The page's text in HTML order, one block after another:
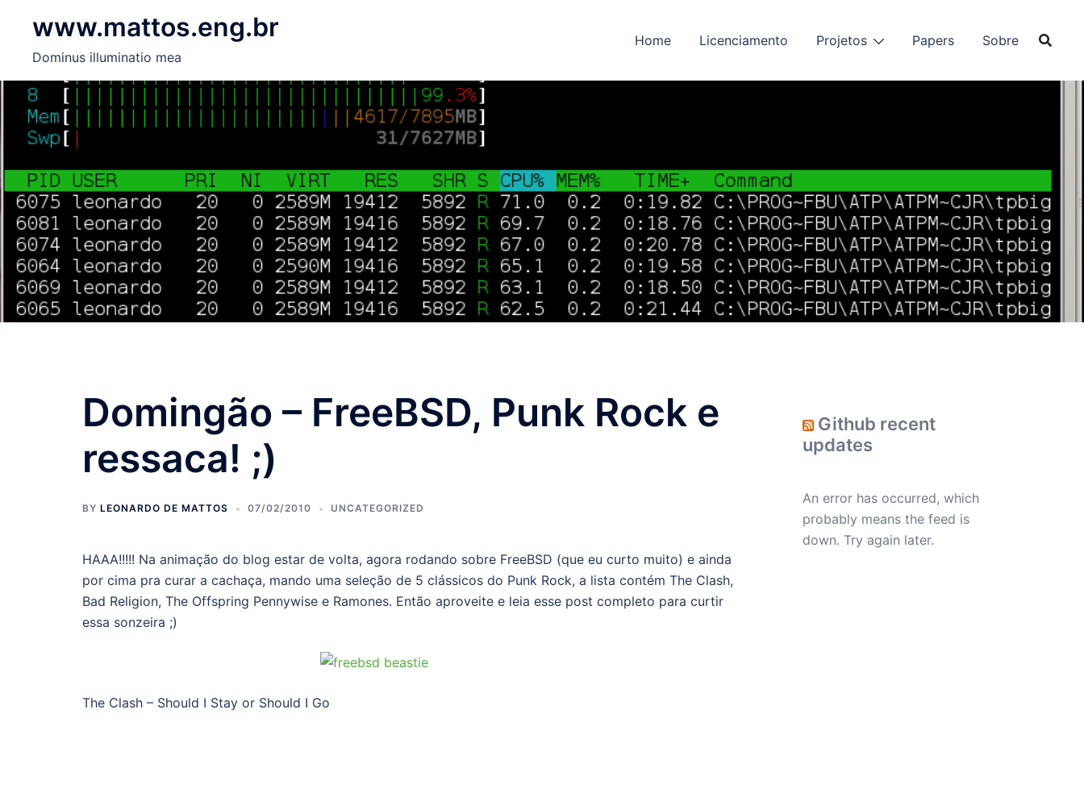
content
www.mattos.eng.br
Dominus illuminatio mea
Home Licenciamento Projetos Papers Sobre
Domingão – FreeBSD, Punk Rock e
ressaca! ;)
BY LEONARDO DE MATTOS 07/02/2010 UNCATEGORIZED
HAAA!!!!! Na animação do blog estar de volta, agora rodando sobre FreeBSD (que eu curto muito) e ainda
por cima pra curar a cachaça, mando uma seleção de 5 clássicos do Punk Rock, a lista contém The Clash,
Bad Religion, The Offspring Pennywise e Ramones. Então aproveite e leia esse post completo para curtir
essa sonzeira ;)
The Clash – Should I Stay or Should I Go
Github recent
updates
An error has occurred, which
probably means the feed is
down. Try again later.